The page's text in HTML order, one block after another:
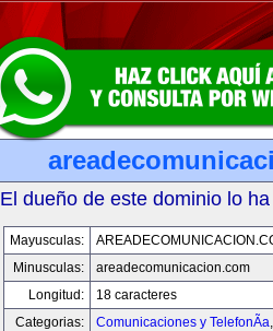
El dueño de este dominio lo
Mayusculas:
Minusculas:
areadecomunicacion.com
Longitud:
18 caracteres
Categorias:
Comunicaciones y TelefonÃ­a